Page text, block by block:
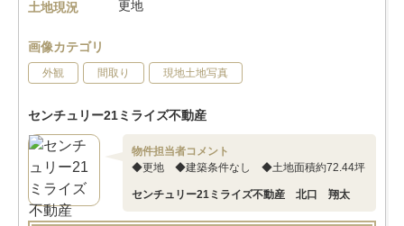
土地現況
更地
画像カテゴリ
外観 間取り 現地土地写真
センチュリー21ミライズ不動産
物件担当者コメント
◆更地 ◆建築条件なし ◆土地面積約72.44坪
センチュリー21ミライズ不動産 北口 翔太